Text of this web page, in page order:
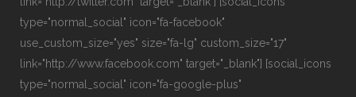
type="normal_social" icon="fa-facebook"
use_custom_size="yes" size="fa-lg" custom_size="17"
link="http://www.facebook.com" target="_blank"] [social_icons
type="normal_social" icon="fa-google-plus"